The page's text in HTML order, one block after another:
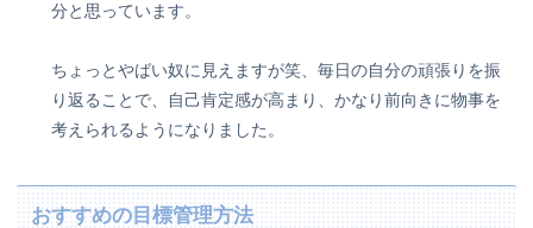
分と思っています。
ちょっとやばい奴に見えますが笑、毎日の自分の頑張りを振
り返ることで、自己肯定感が高まり、かなり前向きに物事を
考えられるようになりました。
おすすめの目標管理方法